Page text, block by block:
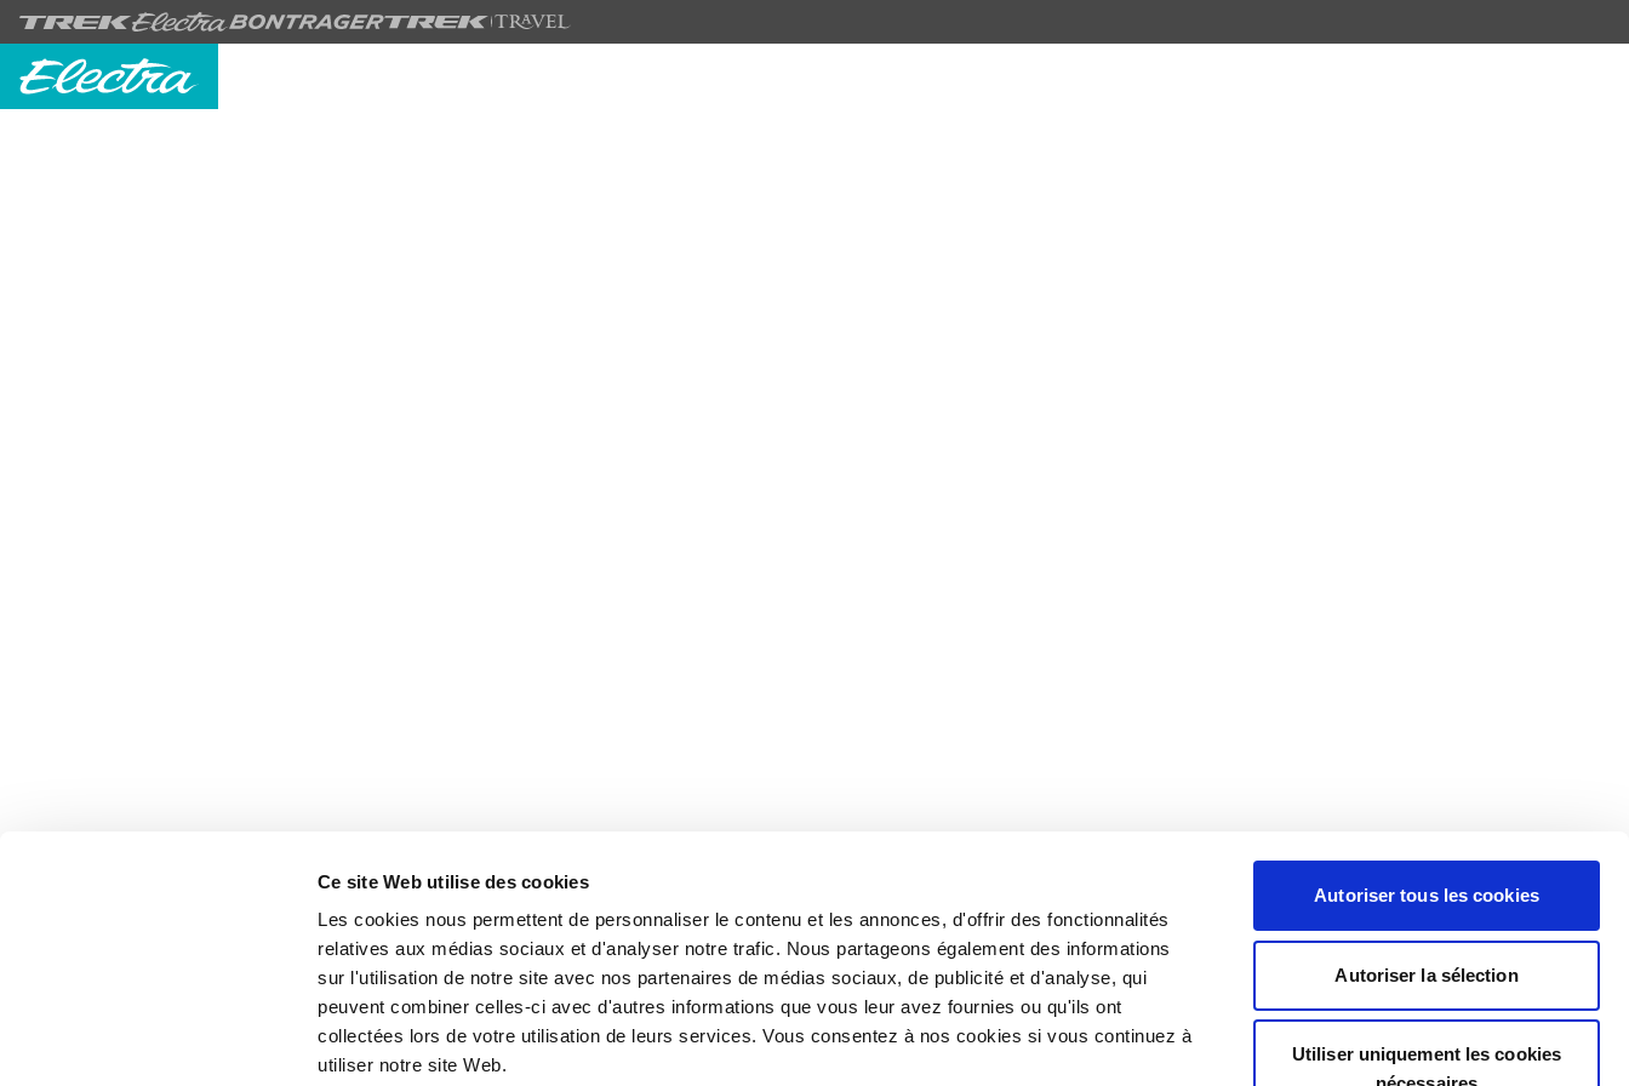
Ce site Web utilise des cookies
Les cookies nous permettent de personnaliser le contenu et les annonces, d'offrir des fonctionnalités
relatives aux médias sociaux et d'analyser notre trafic. Nous partageons également des informations
sur l'utilisation de notre site avec nos partenaires de médias sociaux, de publicité et d'analyse, qui
peuvent combiner celles-ci avec d'autres informations que vous leur avez fournies ou qu'ils ont
collectées lors de votre utilisation de leurs services. Vous consentez à nos cookies si vous continuez à
utiliser notre site Web.
Autoriser tous les cookies
Autoriser la sélection
Utiliser uniquement les cookies